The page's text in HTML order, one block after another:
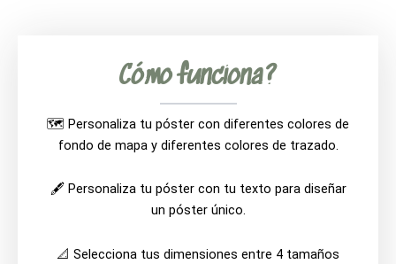
Cómo funciona?
🗺️ Personaliza tu póster con diferentes colores de
fondo de mapa y diferentes colores de trazado.
🖋️ Personaliza tu póster con tu texto para diseñar
un póster único.
📐 Selecciona tus dimensiones entre 4 tamaños